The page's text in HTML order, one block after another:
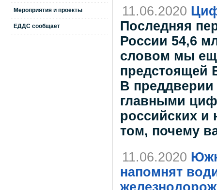
Мероприятия и проекты
ЕДДС сообщает
11.06.2020
Последняя
России 54,6
словом мы
предстоящей
В преддверии
главными
российских и
том, почему
11.06.2020
напомнят